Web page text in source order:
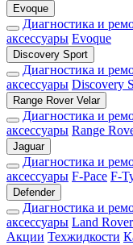
Evoque
Диагностика и
аксессуары Evoque
Discovery Sport
Диагностика и
аксессуары Discovery
Range Rover Velar
Диагностика и
аксессуары Range
Jaguar
Диагностика и
аксессуары F-Pace F-
Defender
Диагностика и
аксессуары Land
Акции Техжидкости